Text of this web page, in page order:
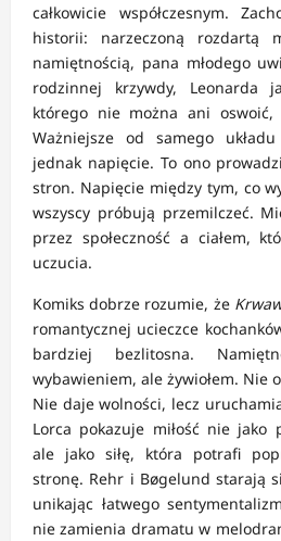
całkowicie współczesnym.
historii: narzeczoną rozdartą
namiętnością, pana młodego
rodzinnej krzywdy, Leonarda
którego nie można ani oswoić,
Ważniejsze od samego
jednak napięcie. To ono
stron. Napięcie między tym, co
wszyscy próbują przemilczeć.
przez społeczność a ciałem,
uczucia.
Komiks dobrze rozumie, że
romantycznej ucieczce
bardziej bezlitosna.
wybawieniem, ale żywiołem. Nie
Nie daje wolności, lecz
Lorca pokazuje miłość nie jako
ale jako siłę, która potrafi
stronę. Rehr i Bøgelund starają
unikając łatwego
nie zamienia dramatu w